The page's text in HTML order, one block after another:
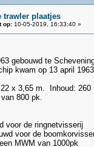
trawler plaatjes
op:10-05-2019, 16:33:40 »
gebouwd te
kwam op 13 april
x 3,65 m. Inhoud: 260
800 pk.
voor de ringnetvisserij
voor de
MWM van 1000pk